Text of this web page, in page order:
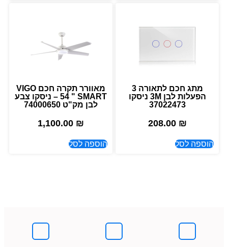
מתג חכם לתאורה 3
הפעלות לבן 3M ניסקו
37022473
208.00 ₪
הוספה לסל
מאוורר תקרה חכם VIGO
54 " SMART – ניסקו צבע
לבן מק"ט 74000650
1,100.00 ₪
הוספה לסל